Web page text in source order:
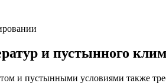
и пустынного
и пустынными условиями также